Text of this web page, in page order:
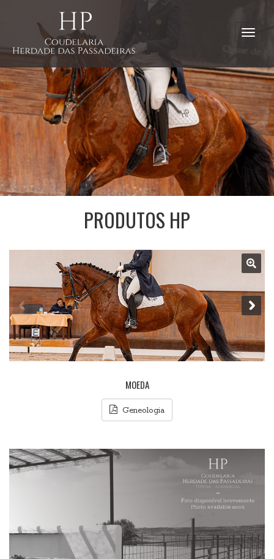
Toggle
PRODUTOS HP
MOEDA
Geneologia